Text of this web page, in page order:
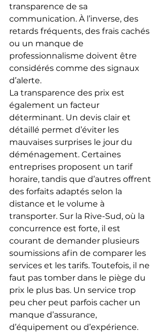
transparence de sa
communication. À l’inverse, des
retards fréquents, des frais cachés
ou un manque de
professionnalisme doivent être
considérés comme des signaux
d’alerte.
La transparence des prix est
également un facteur
déterminant. Un devis clair et
détaillé permet d’éviter les
mauvaises surprises le jour du
déménagement. Certaines
entreprises proposent un tarif
horaire, tandis que d’autres offrent
des forfaits adaptés selon la
distance et le volume à
transporter. Sur la Rive-Sud, où la
concurrence est forte, il est
courant de demander plusieurs
soumissions afin de comparer les
services et les tarifs. Toutefois, il ne
faut pas tomber dans le piège du
prix le plus bas. Un service trop
peu cher peut parfois cacher un
manque d’assurance,
d’équipement ou d’expérience.